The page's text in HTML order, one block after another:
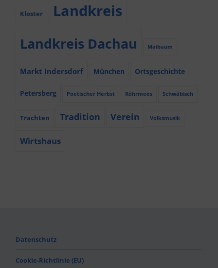
Kloster Landkreis
Landkreis Dachau Maibaum
Markt Indersdorf München Ortsgeschichte
Petersberg Poetischer Herbst Röhrmoos Schwäbisch
Trachten Tradition Verein Volksmusik
Wirtshaus
Datenschutz
Cookie-Richtlinie (EU)